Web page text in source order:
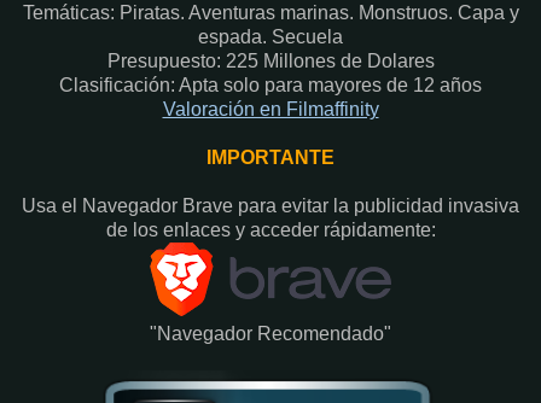
Temáticas: Piratas. Aventuras marinas. Monstruos. Capa y
espada. Secuela
Presupuesto: 225 Millones de Dolares
Clasificación: Apta solo para mayores de 12 años
Valoración en Filmaffinity
IMPORTANTE
Usa el Navegador Brave para evitar la publicidad invasiva
de los enlaces y acceder rápidamente:​
"Navegador Recomendado"